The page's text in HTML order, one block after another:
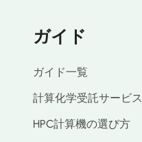
ガイド
ガイド一覧
計算化学受託サービス
HPC計算機の選び方